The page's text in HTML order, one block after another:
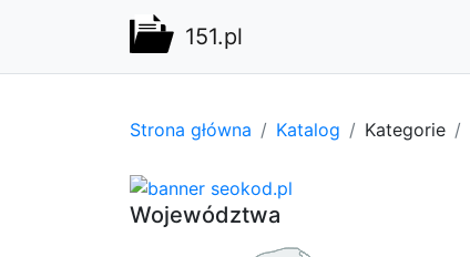
151.pl
Strona główna Katalog Kategorie
Województwa